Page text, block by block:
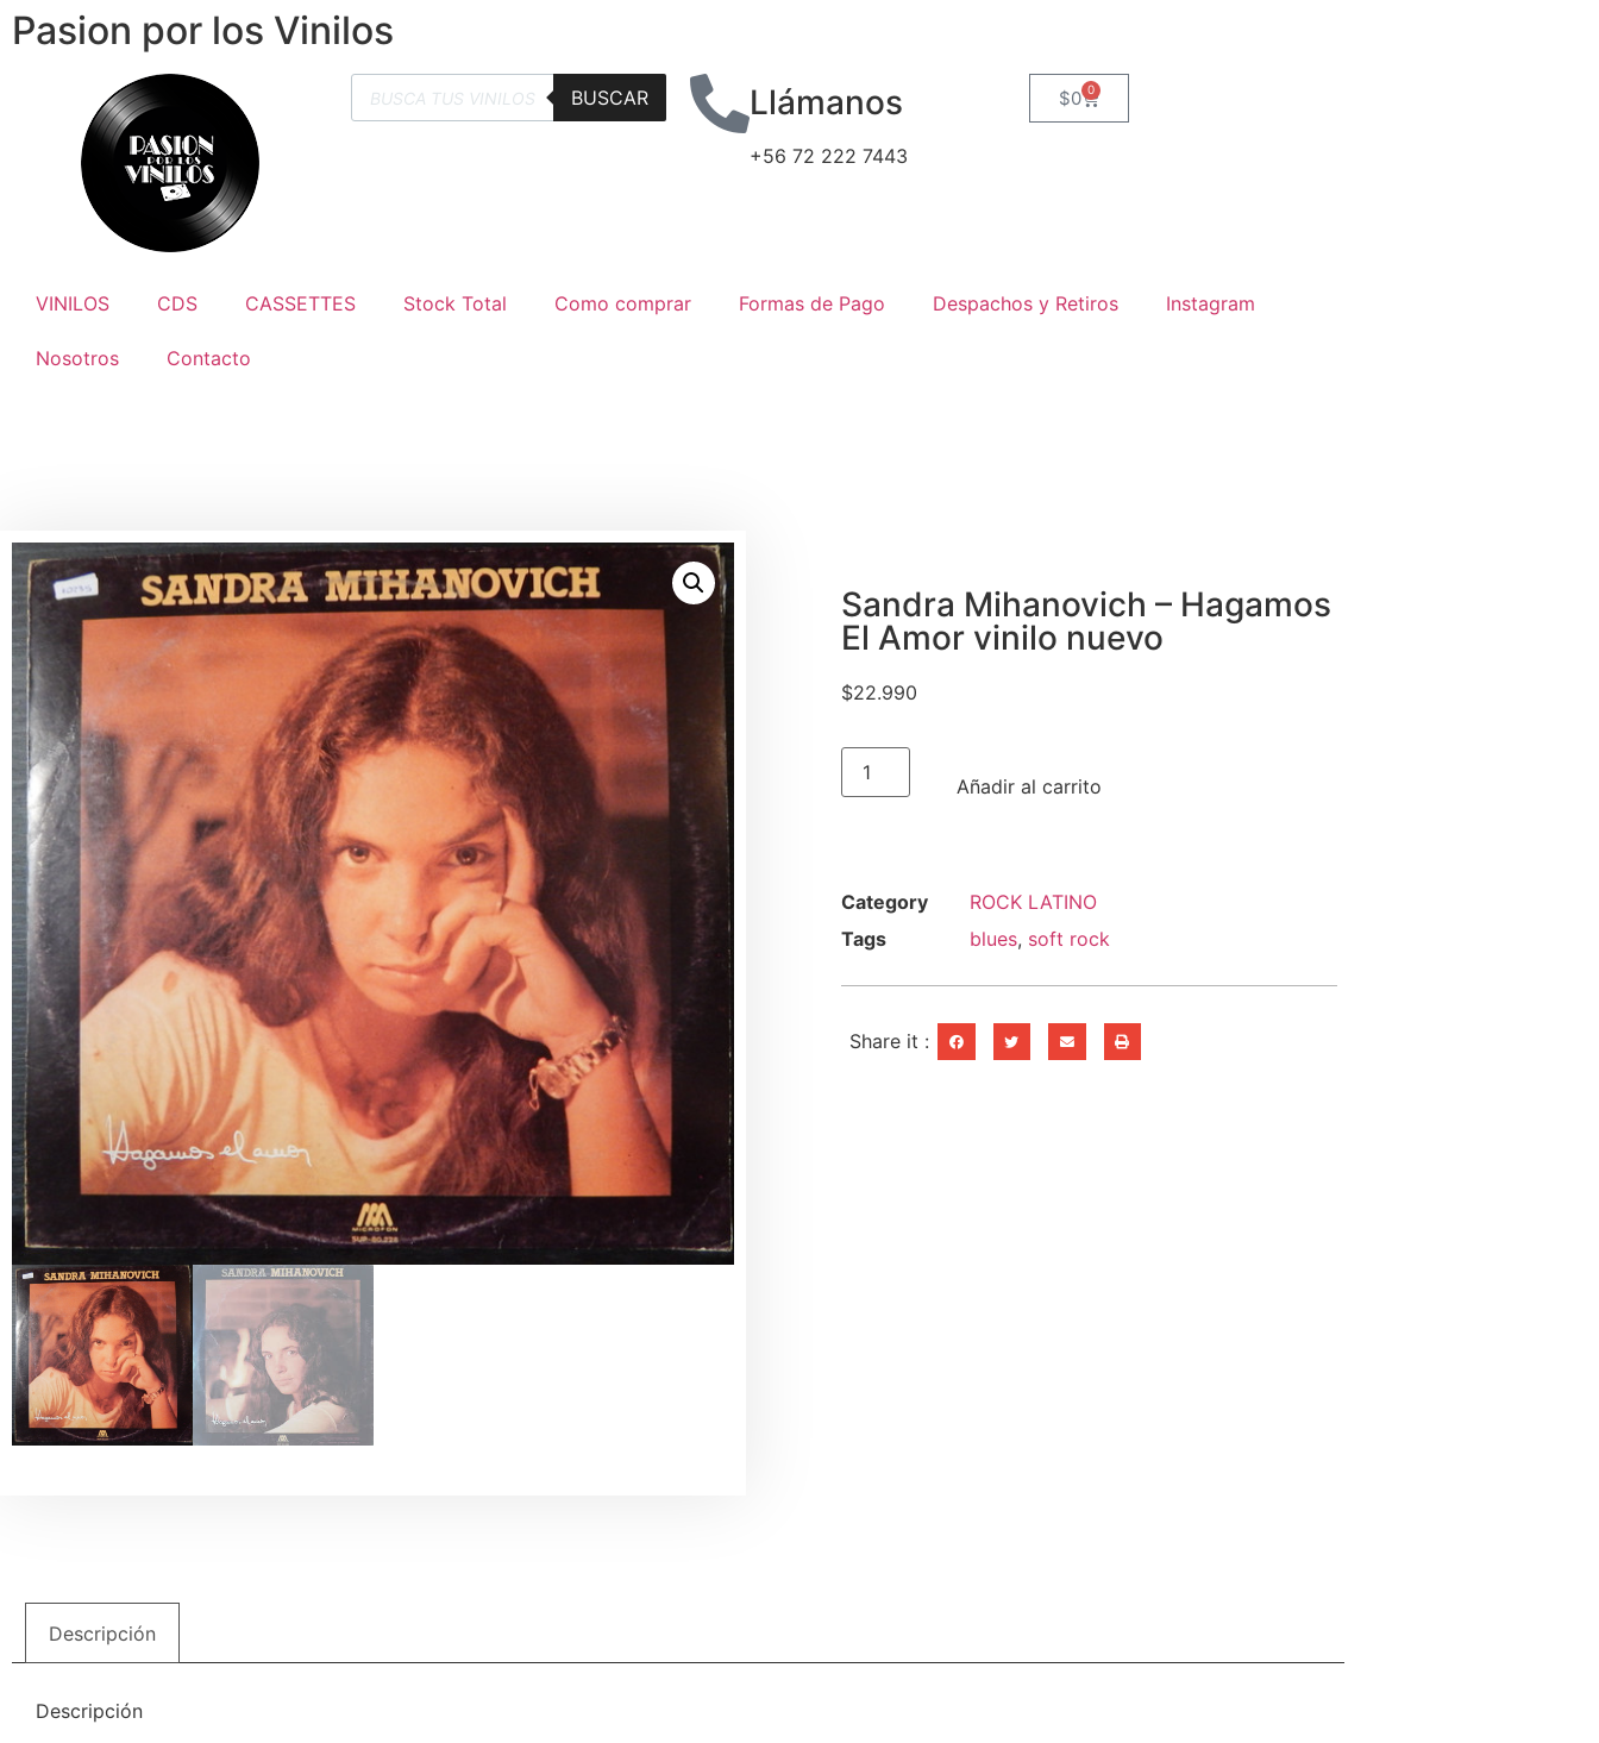
Pasion por los Vinilos
BUSCAR Llámanos
+56 72 222 7443
$0 0
VINILOS CDS CASSETTES Stock Total Como comprar Formas de Pago Despachos y Retiros Instagram
Nosotros Contacto
Sandra Mihanovich ‎– Hagamos
El Amor vinilo nuevo
$22.990
Añadir al carrito
Category
ROCK LATINO
Tags
blues, soft rock
Share it :
Descripción
Descripción